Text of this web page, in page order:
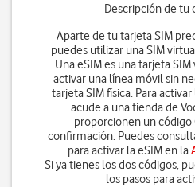
Descripción de tu
Aparte de tu tarjeta SIM
puedes utilizar una SIM
Una eSIM es una tarjeta
activar una línea móvil sin
tarjeta SIM física. Para
acude a una tienda de
proporcionen un código
confirmación. Puedes
para activar la eSIM en la
Si ya tienes los dos códigos,
los pasos para